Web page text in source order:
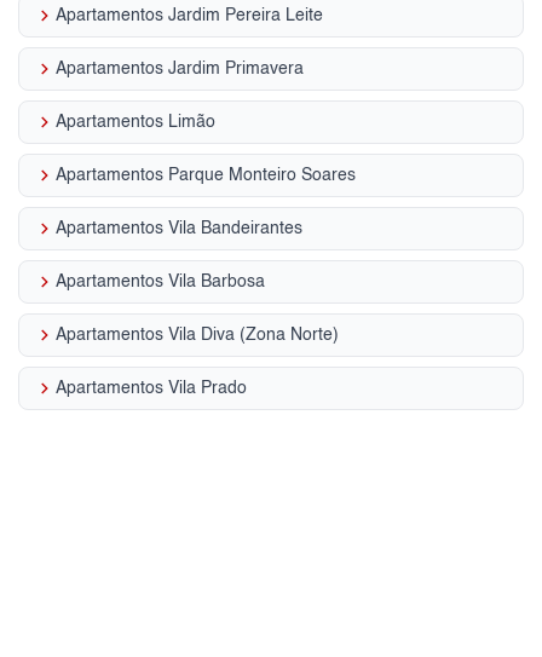
keyboard_arrow_right Apartamentos Jardim Pereira Leite
keyboard_arrow_right Apartamentos Jardim Primavera
keyboard_arrow_right Apartamentos Limão
keyboard_arrow_right Apartamentos Parque Monteiro Soares
keyboard_arrow_right Apartamentos Vila Bandeirantes
keyboard_arrow_right Apartamentos Vila Barbosa
keyboard_arrow_right Apartamentos Vila Diva (Zona Norte)
keyboard_arrow_right Apartamentos Vila Prado